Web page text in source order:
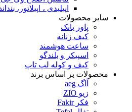
اپیلیدی ، اپیلاتور،
سایر محصولات
پاور بانک
کیف زنانه
ساعت هوشمند
اسپیکر و بلندگو
کیف و کوله لپ تاپ
محصولات بر اساس برند
آاگ aeg
زیو ZIO
فکر Fakir